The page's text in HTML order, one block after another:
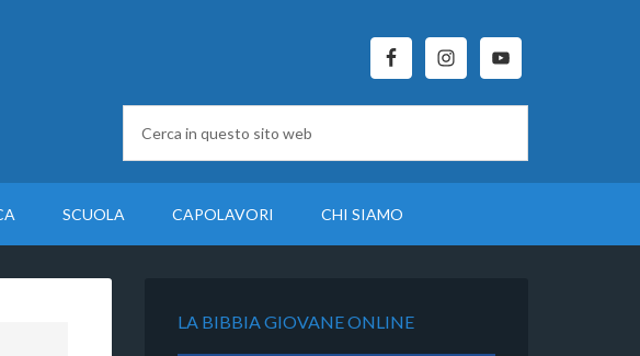
SCUOLA CAPOLAVORI CHI SIAMO
LA BIBBIA GIOVANE ONLINE